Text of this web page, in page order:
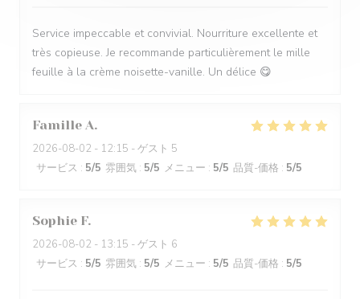
Service impeccable et convivial. Nourriture excellente et
très copieuse. Je recommande particulièrement le mille
feuille à la crème noisette-vanille. Un délice 😋
Famille A
2026-08-02 - 12:15 - ゲスト 5
サービス : 5/5 雰囲気 : 5/5 メニュー : 5/5 品質-価格 : 5/5
Sophie F
2026-08-02 - 13:15 - ゲスト 6
サービス : 5/5 雰囲気 : 5/5 メニュー : 5/5 品質-価格 : 5/5